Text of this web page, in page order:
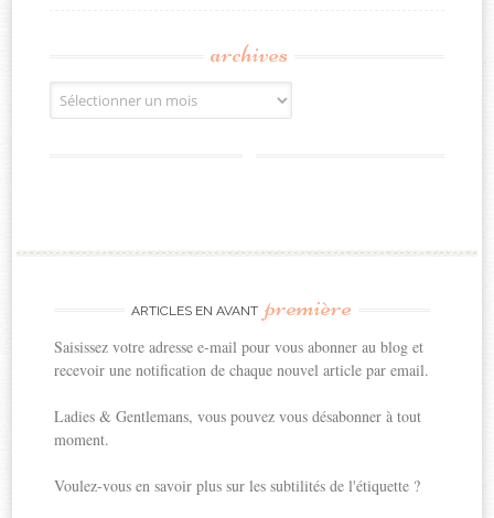
archives
Archives
ARTICLES EN AVANT première
Saisissez votre adresse e-mail pour vous abonner au blog et
recevoir une notification de chaque nouvel article par email.
Ladies & Gentlemans, vous pouvez vous désabonner à tout
moment.
Voulez-vous en savoir plus sur les subtilités de l'étiquette ?